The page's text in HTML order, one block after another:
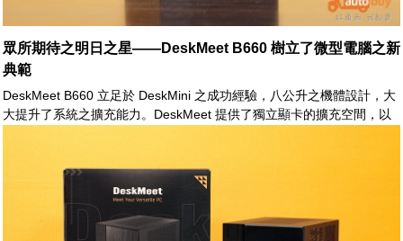
眾所期待之明日之星——DeskMeet B660 樹立了微型電腦之新
典範
DeskMeet B660 立足於 DeskMini 之成功經驗，八公升之機體設計，大
大提升了系統之擴充能力。DeskMeet 提供了獨立顯卡的擴充空間，以
大的奧援。